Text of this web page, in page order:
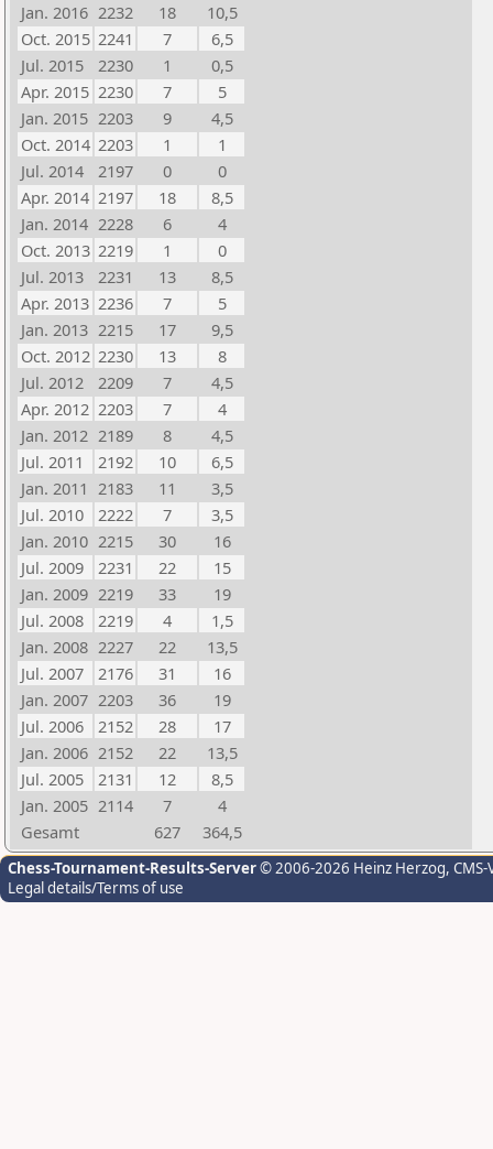
Jan. 2016 2232 18
10,5
Oct. 2015 2241 7
6,5
Jul. 2015
2230 1
0,5
Apr. 2015 2230 7
5
Jan. 2015 2203 9
4,5
Oct. 2014 2203 1
1
Jul. 2014
2197 0
0
Apr. 2014 2197 18
8,5
Jan. 2014 2228 6
4
Oct. 2013 2219 1
0
Jul. 2013
2231 13
8,5
Apr. 2013 2236 7
5
Jan. 2013 2215 17
9,5
Oct. 2012 2230 13
8
Jul. 2012
2209 7
4,5
Apr. 2012 2203 7
4
Jan. 2012 2189 8
4,5
Jul. 2011
2192 10
6,5
Jan. 2011 2183 11
3,5
Jul. 2010
2222 7
3,5
Jan. 2010 2215 30
16
Jul. 2009
2231 22
15
Jan. 2009 2219 33
19
Jul. 2008
2219 4
1,5
Jan. 2008 2227 22
13,5
Jul. 2007
2176 31
16
Jan. 2007 2203 36
19
Jul. 2006
2152 28
17
Jan. 2006 2152 22
13,5
Jul. 2005
2131 12
8,5
Jan. 2005 2114 7
4
Gesamt
627 364,5
Chess-Tournament-Results-Server© 2006-2026 Heinz Herzog,
Legal details/Terms of use